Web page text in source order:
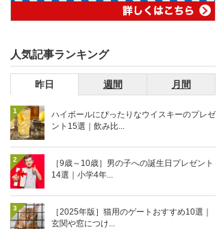
人気記事ランキング
昨日 週間 月間
1
ハイボールにぴったりなウイスキーのプレゼ
ント15選｜飲み比...
2
［9歳～10歳］男の子への誕生日プレゼント
14選｜小学4年...
3
［2025年版］猫用のゲートおすすめ10選｜
玄関や窓につけ...